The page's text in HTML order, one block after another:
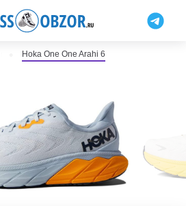
Hoka One One Arahi 6